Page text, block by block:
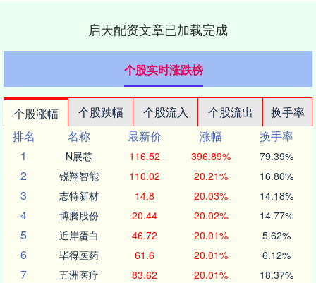
启天配资文章已加载完成
个股实时涨跌榜
个股涨幅 个股跌幅 个股流入 个股流出
换手率
排名
名称 最新价 涨幅
换手率
1
N展芯 116.52 396.89% 79.39%
2 锐翔智能 110.02 20.21% 16.80%
3 志特新材 14.8 20.03% 14.18%
4 博腾股份 20.44 20.02% 14.77%
5 近岸蛋白 46.72 20.01% 5.62%
6 毕得医药 61.6 20.01% 6.12%
7 五洲医疗 83.62 20.01% 18.37%